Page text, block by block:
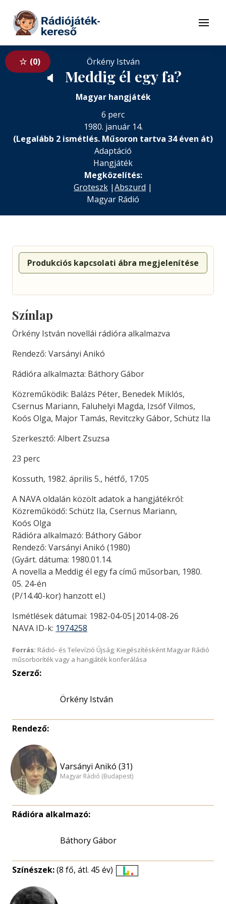
Tovább a tartalomhoz
Menü
0 Örkény István
🔈 Meddig él egy fa?
Magyar hangjáték
6 perc
1980. január 14.
(Legalább 2 ismétlés. Műsoron tartva 34 éven át)
Adaptáció
Hangjáték
Megközelítés:
Groteszk |Abszurd |
Magyar Rádió
Produkciós kapcsolati ábra megjelenítése
Színlap
Örkény István novellái rádióra alkalmazva
Rendező: Varsányi Anikó
Rádióra alkalmazta: Báthory Gábor
Közreműködik: Balázs Péter, Benedek Miklós,
Csernus Mariann, Faluhelyi Magda, Izsóf Vilmos,
Koós Olga, Major Tamás, Revitczky Gábor, Schütz Ila
Szerkesztő: Albert Zsuzsa
23 perc
Kossuth, 1982. április 5., hétfő, 17:05
A NAVA oldalán közölt adatok a hangjátékról:
Közreműködő: Schütz Ila, Csernus Mariann,
Koós Olga
Rádióra alkalmazó: Báthory Gábor
Rendező: Varsányi Anikó (1980)
(Gyárt. dátuma: 1980.01.14.
A novella a Meddig él egy fa című műsorban, 1980.
05. 24-én
(P/14.40-kor) hanzott el.)
Ismétlések dátumai: 1982-04-05|2014-08-26
NAVA ID-k: 1974258
Forrás: Rádió- és Televízió Újság; Kiegészítésként Magyar Rádió
műsorboríték vagy a hangjáték konferálása
Szerző:
Örkény István
Rendező:
Varsányi Anikó (31)
Magyar Rádió (Budapest)
Rádióra alkalmazó:
Báthory Gábor
Színészek:(8 fő, átl. 45 év)